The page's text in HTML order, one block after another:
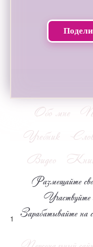
Обо мне
Учебник
Видео
Размещайте
Участвуйте
Зарабатывайте на
Персональный
1